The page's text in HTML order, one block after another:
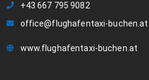
+43 667 795 9082
office@flughafentaxi-buchen.at
www.flughafentaxi-buchen.at